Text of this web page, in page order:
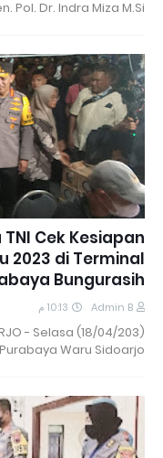
Pol. Dr. Indra Miza M.Si …
Cek Kesiapan
2023 di Terminal
Bungurasih
Admin B 10:13 م
- Selasa (18/04/203)
Waru Sidoarjo …